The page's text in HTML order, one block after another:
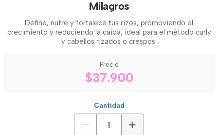
Milagros
Define, nutre y fortalece tus rizos, promoviendo el
crecimiento y reduciendo la caída, ideal para el método curly
y cabellos rizados o crespos.
Precio
$37.900
Cantidad